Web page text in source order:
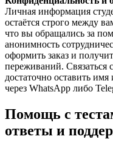
Личная информация
остаётся строго между
что вы обращались за
анонимность
оформить заказ и
переживаний.
достаточно оставить
через WhatsApp либо
Помощь с
ответы и